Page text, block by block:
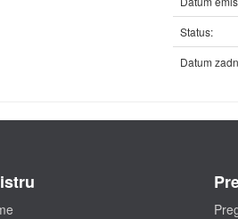
Status:
Datum